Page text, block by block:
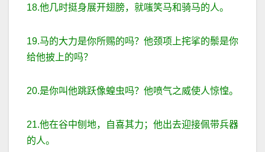
18.他几时挺身展开翅膀，就嗤笑马和骑马的人。
19.马的大力是你所赐的吗？他颈项上挓挲的鬃是你
给他披上的吗？
20.是你叫他跳跃像蝗虫吗？他喷气之威使人惊惶。
21.他在谷中刨地，自喜其力；他出去迎接佩带兵器
的人。